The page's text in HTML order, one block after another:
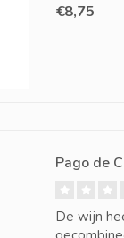
€8,75
Pago de
De wijn